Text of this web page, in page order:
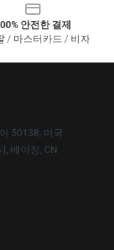
안전한 결제
/ 마스터카드 / 비자
50138, 미국
, 베이징, CN